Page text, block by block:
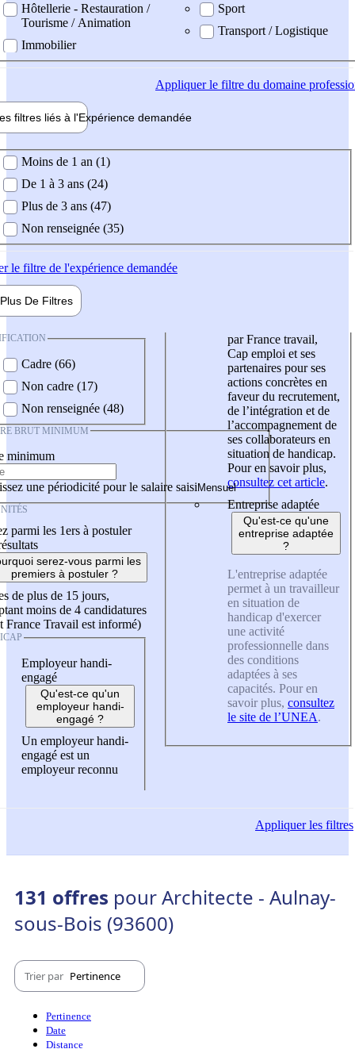
Hôtellerie - Restauration /
Tourisme / Animation
Immobilier
Sport
Transport / Logistique
Appliquerle filtre du domaine
filtres liés à l'Expérience demandée
demandée
Moins de 1 an (1)
De 1 à 3 ans (24)
Plus de 3 ans (47)
Non renseignée (35)
le filtre de l'expérience demandée
Plus De Filtres
Cadre (66)
Non cadre (17)
Non renseignée (48)
BRUT MINIMUM
minimum
une périodicité pour le salaire saisi
parmi les 1ers à postuler
serez-vous parmi les
premiers à postuler ?
de plus de 15 jours,
moins de 4 candidatures
France Travail est informé)
Employeur handi-
engagé
Qu'est-ce qu'un
employeur handi-
engagé ?
Un employeur handi-
engagé est un
employeur reconnu
par France travail,
Cap emploi et ses
partenaires pour ses
actions concrètes en
faveur du recrutement,
de l’intégration et de
l’accompagnement de
ses collaborateurs en
situation de handicap.
Pour en savoir plus,
consultez cet article.
Entreprise adaptée
Qu'est-ce qu'une
entreprise adaptée
?
L'entreprise adaptée
permet à un travailleur
en situation de
handicap d'exercer
une activité
professionnelle dans
des conditions
adaptées à ses
capacités. Pour en
savoir plus, consultez
le site de l’UNEA.
Appliquerles filtres
131 offres pour Architecte - Aulnay-
sous-Bois (93600)
Trier par Pertinence
Pertinence
Date
Distance